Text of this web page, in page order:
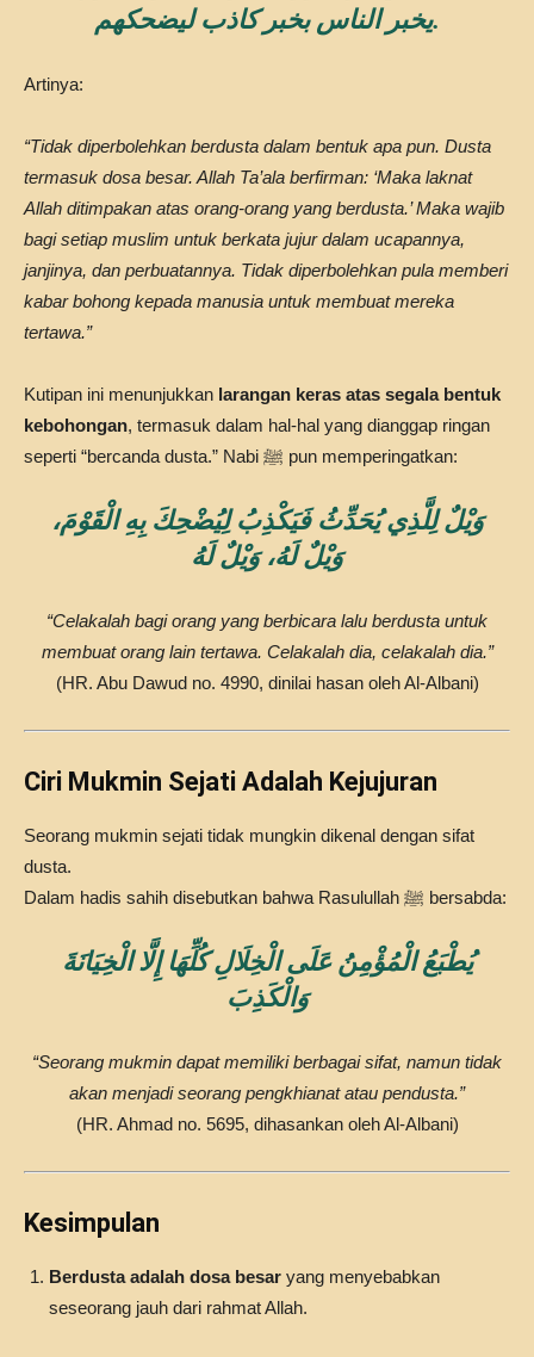
يخبر الناس بخبر كاذب ليضحكهم.
Artinya:
“Tidak diperbolehkan berdusta dalam bentuk apa pun. Dusta
termasuk dosa besar. Allah Ta’ala berfirman: ‘Maka laknat
Allah ditimpakan atas orang-orang yang berdusta.’ Maka wajib
bagi setiap muslim untuk berkata jujur dalam ucapannya,
janjinya, dan perbuatannya. Tidak diperbolehkan pula memberi
kabar bohong kepada manusia untuk membuat mereka
tertawa.”
Kutipan ini menunjukkan larangan keras atas segala bentuk
kebohongan, termasuk dalam hal-hal yang dianggap ringan
seperti “bercanda dusta.” Nabi ﷺ pun memperingatkan:
وَيْلٌ لِلَّذِي يُحَدِّثُ فَيَكْذِبُ لِيُضْحِكَ بِهِ الْقَوْمَ،
وَيْلٌ لَهُ، وَيْلٌ لَهُ
“Celakalah bagi orang yang berbicara lalu berdusta untuk
membuat orang lain tertawa. Celakalah dia, celakalah dia.”
(HR. Abu Dawud no. 4990, dinilai hasan oleh Al-Albani)
Ciri Mukmin Sejati Adalah Kejujuran
Seorang mukmin sejati tidak mungkin dikenal dengan sifat
dusta.
Dalam hadis sahih disebutkan bahwa Rasulullah ﷺ bersabda:
يُطْبَعُ الْمُؤْمِنُ عَلَى الْخِلَالِ كُلِّهَا إِلَّا الْخِيَانَةَ
وَالْكَذِبَ
“Seorang mukmin dapat memiliki berbagai sifat, namun tidak
akan menjadi seorang pengkhianat atau pendusta.”
(HR. Ahmad no. 5695, dihasankan oleh Al-Albani)
Kesimpulan
Berdusta adalah dosa besar yang menyebabkan
seseorang jauh dari rahmat Allah.